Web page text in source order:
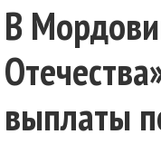
В
выплаты